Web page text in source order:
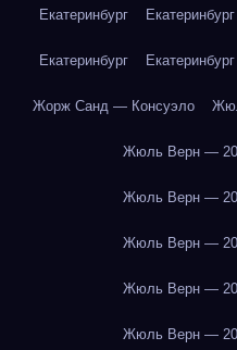
Екатеринбург Екатеринбург
Екатеринбург Екатеринбург
Жорж Санд — Консуэло
Жюль Верн — 20
Жюль Верн — 20
Жюль Верн — 20
Жюль Верн — 20
Жюль Верн — 20